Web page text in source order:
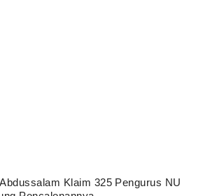
Klaim 325 Pengurus NU